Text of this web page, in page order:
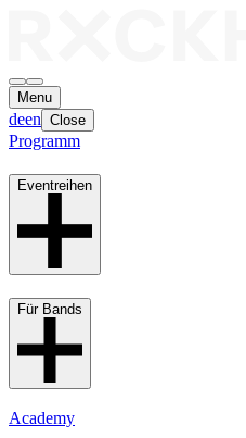
Menu
deen Close
Programm
Eventreihen
Für Bands
Academy